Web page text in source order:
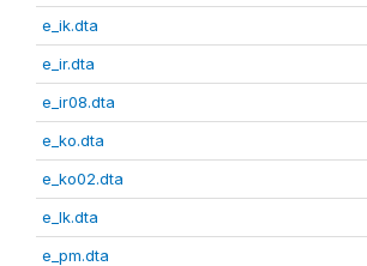
e_ik.dta
e_ir.dta
e_ir08.dta
e_ko.dta
e_ko02.dta
e_lk.dta
e_pm.dta